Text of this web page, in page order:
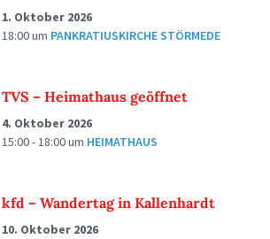
1. Oktober 2026
18:00um PANKRATIUSKIRCHE STÖRMEDE
TVS – Heimathaus geöffnet
4. Oktober 2026
15:00 - 18:00um HEIMATHAUS
kfd – Wandertag in Kallenhardt
10. Oktober 2026